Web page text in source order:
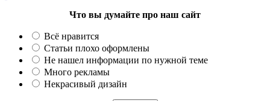
Что вы думайте про наш сайт
Всё нравится
Статьи плохо оформлены
Не нашел информации по нужной теме
Много рекламы
Некрасивый дизайн